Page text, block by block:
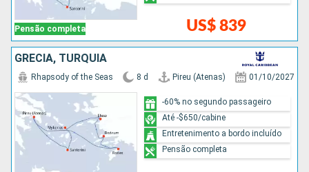
Pensão completa US$ 839
GRÉCIA, TURQUIA
Rhapsody of the Seas 8 d Pireu (Atenas) 01/10/2027
-60% no segundo passageiro
Até -$650/cabine
Entretenimento a bordo incluído
Pensão completa